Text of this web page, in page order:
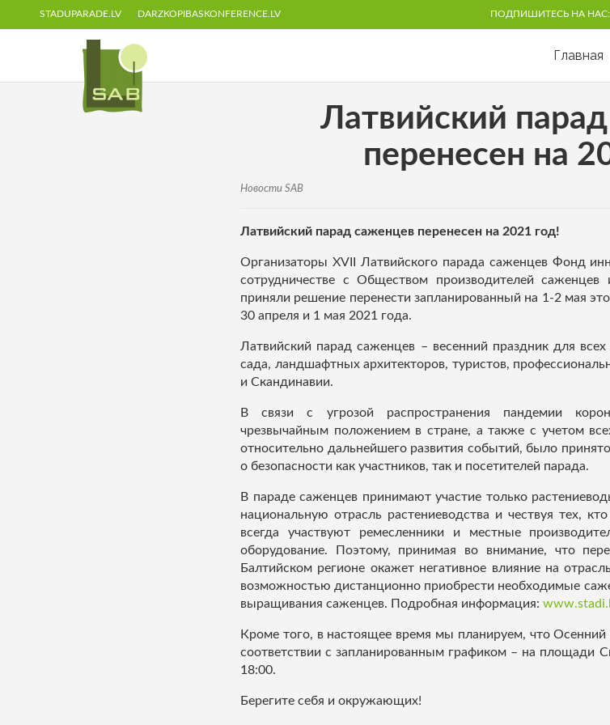
STADUPARADE.LV DARZKOPIBASKONFERENCE.LV ПОДПИШИТЕСЬ НА НАС:
Главная
Латвийский
перенесен на
Новости SAB
Латвийский парад саженцев перенесен на 2021 год!
Организаторы XVII Латвийского парада саженцев Фонд
сотрудничестве с Обществом производителей саженцев
приняли решение перенести запланированный на 1-2 мая
30 апреля и 1 мая 2021 года.
Латвийский парад саженцев – весенний праздник для
сада, ландшафтных архитекторов, туристов,
и Скандинавии.
В связи с угрозой распространения пандемии
чрезвычайным положением в стране, а также с учетом
относительно дальнейшего развития событий, было
о безопасности как участников, так и посетителей парада.
В параде саженцев принимают участие только
национальную отрасль растениеводства и чествуя тех,
всегда участвуют ремесленники и местные
оборудование. Поэтому, принимая во внимание, что
Балтийском регионе окажет негативное влияние на
возможностью дистанционно приобрести необходимые
выращивания саженцев. Подробная информация:
Кроме того, в настоящее время мы планируем, что
соответствии с запланированным графиком – на площади
18:00.
Берегите себя и окружающих!